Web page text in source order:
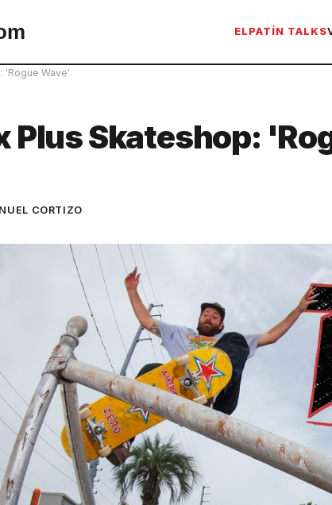
ELPATÍN TALKS
'Rogue Wave'
Plus Skateshop:
CORTIZO